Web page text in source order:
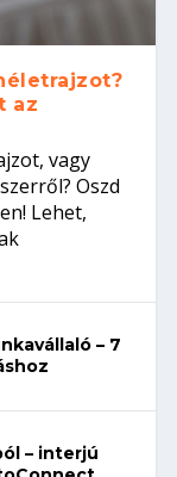
az
vagy
Oszd
Lehet,
– 7
– interjú